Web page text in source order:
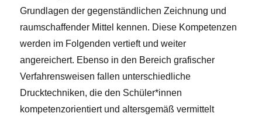
Grundlagen der gegenständlichen Zeichnung und
raumschaffender Mittel kennen. Diese Kompetenzen
werden im Folgenden vertieft und weiter
angereichert. Ebenso in den Bereich grafischer
Verfahrensweisen fallen unterschiedliche
Drucktechniken, die den Schüler*innen
kompetenzorientiert und altersgemäß vermittelt